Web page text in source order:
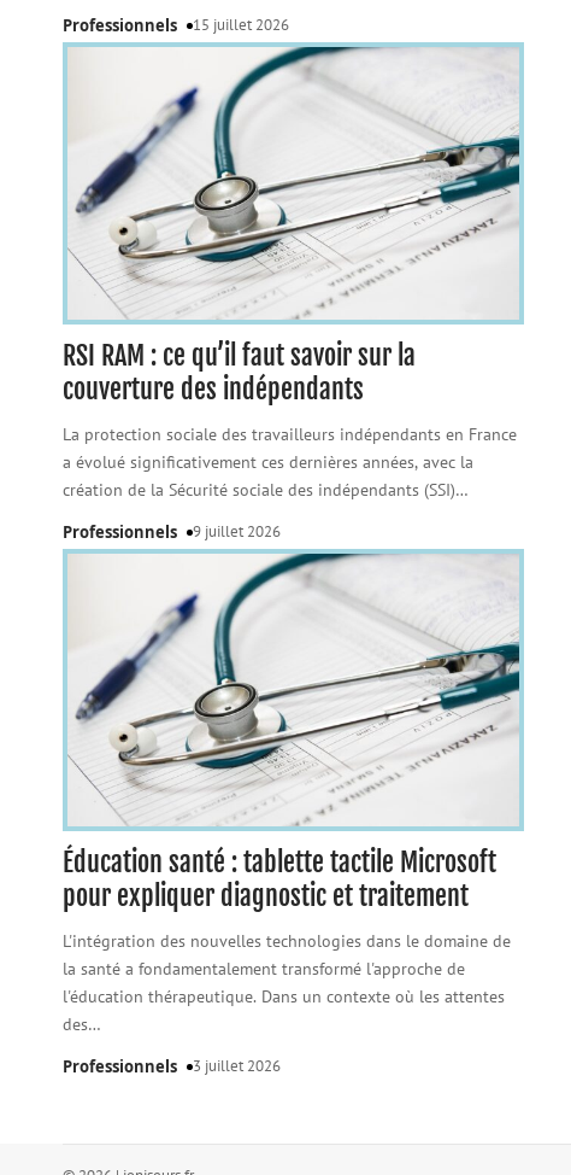
Professionnels
15 juillet 2026
RSI RAM : ce qu’il faut savoir sur la
couverture des indépendants
La protection sociale des travailleurs indépendants en France
a évolué significativement ces dernières années, avec la
création de la Sécurité sociale des indépendants (SSI)…
Professionnels
9 juillet 2026
Éducation santé : tablette tactile Microsoft
pour expliquer diagnostic et traitement
L'intégration des nouvelles technologies dans le domaine de
la santé a fondamentalement transformé l'approche de
l'éducation thérapeutique. Dans un contexte où les attentes
des…
Professionnels
3 juillet 2026